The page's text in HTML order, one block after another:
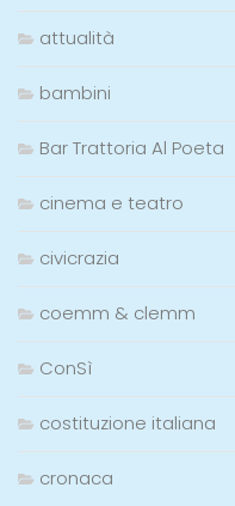
attualità
bambini
Bar Trattoria Al Poeta
cinema e teatro
civicrazia
coemm & clemm
ConSì
costituzione italiana
cronaca